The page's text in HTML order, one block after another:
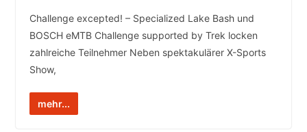
Challenge excepted! – Specialized Lake Bash und
BOSCH eMTB Challenge supported by Trek locken
zahlreiche Teilnehmer Neben spektakulärer X-Sports
Show,
mehr...